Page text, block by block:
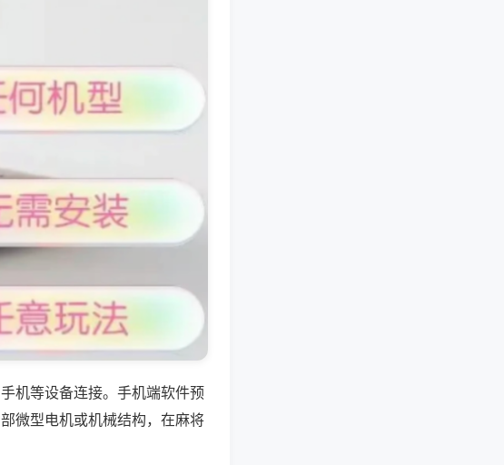
机等设备连接。手机端软件预
微型电机或机械结构，在麻将